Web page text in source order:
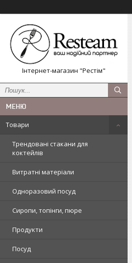
Інтернет-магазин "Рестім"
Товари
Трендовані стакани для
коктейлів
Витратні матеріали
Одноразовий посуд
Сиропи, топінги, пюре
Продукти
Посуд